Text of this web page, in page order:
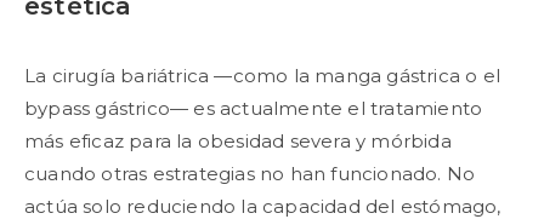
estética
La cirugía bariátrica —como la manga gástrica o el
bypass gástrico— es actualmente el tratamiento
más eficaz para la obesidad severa y mórbida
cuando otras estrategias no han funcionado. No
actúa solo reduciendo la capacidad del estómago,